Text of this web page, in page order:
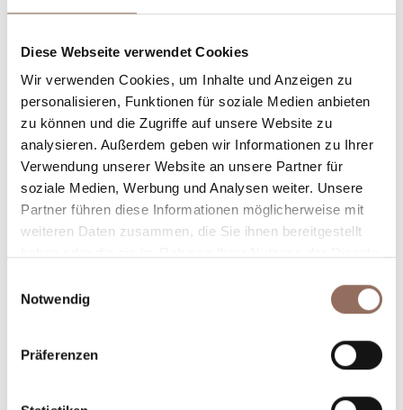
Diese Webseite verwendet Cookies
Wir verwenden Cookies, um Inhalte und Anzeigen zu
personalisieren, Funktionen für soziale Medien anbieten
zu können und die Zugriffe auf unsere Website zu
analysieren. Außerdem geben wir Informationen zu Ihrer
Verwendung unserer Website an unsere Partner für
soziale Medien, Werbung und Analysen weiter. Unsere
Partner führen diese Informationen möglicherweise mit
weiteren Daten zusammen, die Sie ihnen bereitgestellt
Notwendig
Präferenzen
Rooms number:4
Anzahl Wohnungen:4
Anzahl Badezimmer:
4
Beds number:10
Winkel des Langhe Monferrato Roero unternehmen